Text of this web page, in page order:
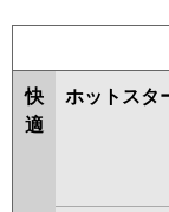
三菱重工
パナソニック
三菱電機
快
適
ホットスタ